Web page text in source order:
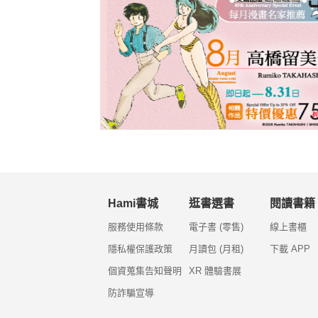
Hami書城
服務使用條款
隱私權保護政策
個資蒐集告知聲明
防詐騙宣導
逛書選書
電子書 (零售)
月讀包 (月租)
XR 體驗書展
閱讀書籍
線上書櫃
下載 APP